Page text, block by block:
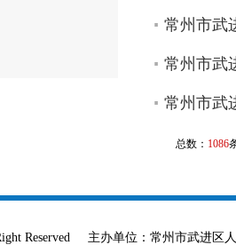
常州市武
常州市武
常州市武
总数： 1086
Reserved 主办单位：常州市武进